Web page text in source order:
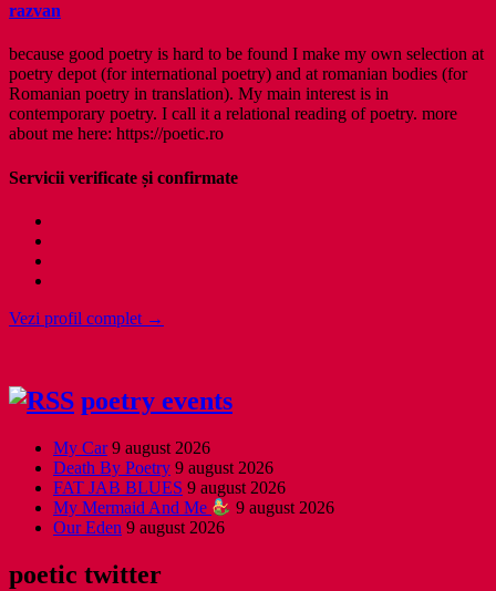
razvan
because good poetry is hard to be found I make my own selection at
poetry depot (for international poetry) and at romanian bodies (for
Romanian poetry in translation). My main interest is in
contemporary poetry. I call it a relational reading of poetry. more
about me here: https://poetic.ro
Servicii verificate și confirmate
Vezi profil complet →
poetry events
My Car 9 august 2026
Death By Poetry 9 august 2026
FAT JAB BLUES 9 august 2026
My Mermaid And Me
9 august 2026
Our Eden 9 august 2026
poetic twitter